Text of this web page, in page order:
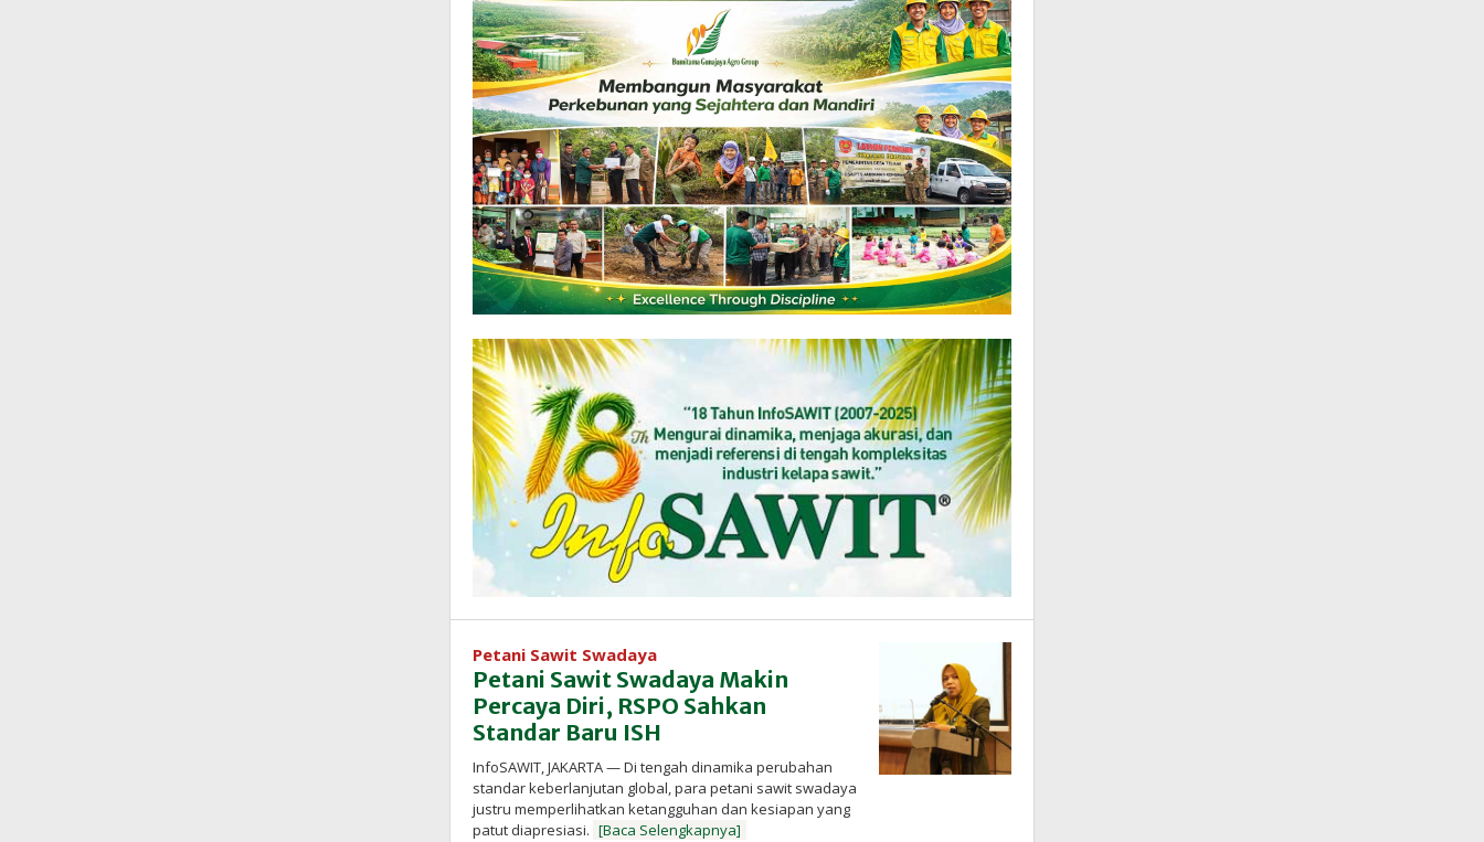
Petani Sawit Swadaya
Petani Sawit Swadaya Makin
Percaya Diri, RSPO Sahkan
Standar Baru ISH
InfoSAWIT, JAKARTA — Di tengah dinamika perubahan
standar keberlanjutan global, para petani sawit swadaya
justru memperlihatkan ketangguhan dan kesiapan yang
patut diapresiasi. [Baca Selengkapnya]